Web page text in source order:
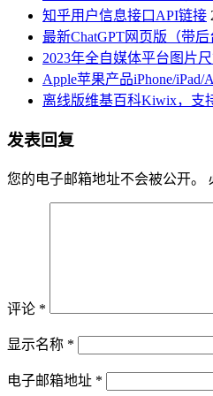
知乎用户信息接口API链接
最新ChatGPT网页版（带
2023年全自媒体平台图片
Apple苹果产品iPhone/iPad/
离线版维基百科Kiwix，支
发表回复
您的电子邮箱地址不会被公开。
评论 *
显示名称 *
电子邮箱地址 *